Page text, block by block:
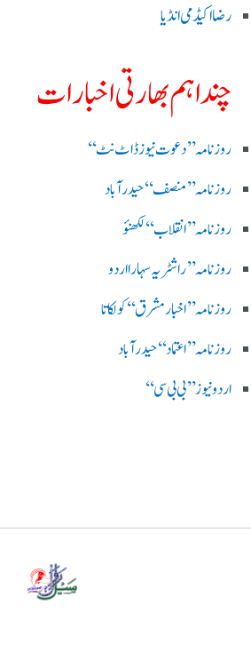
رضا اکیڈمی انڈیا
چند اہم بھارتی اخبارات
روز نامہ ’’ دعوت نیوز ڈاٹ نٹ‘‘
روزنامہ ’’ منصف‘‘ حیدر آباد
روزنامہ ’’ انقلاب‘‘ لکھنؤ
روز نامہ ’’راشٹریہ سہارا اردو
روزنامہ ’’اخبارمشرق‘‘ کولکاتا
روزنامہ ’’اعتماد‘‘ حیدرآباد
اردو نیوز ’’بی بی سی‘‘